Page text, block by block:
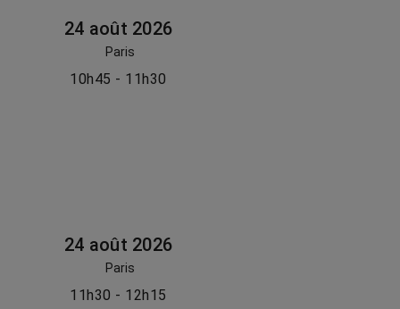
24 août 2026
Paris
10h45 - 11h30
24 août 2026
Paris
11h30 - 12h15